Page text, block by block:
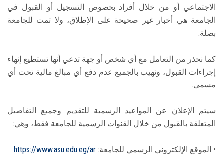
الاجتماعي أو من خلال أفراد بخصوص التسجيل أو القبول في
الجامعة هي أخبار غير صحيحة على الإطلاق، ولا تمت للجامعة
بصلة.
كما نحذر من التعامل مع أي شخص أو جهة تدعي أنها تستطيع إنهاء
إجراءات القبول، ونهيب بالجميع عدم دفع أي مبالغ مالية تحت أي
مسمى.
سيتم الإعلان عن المواعيد الرسمية للتقديم وجميع التفاصيل
المتعلقة بالقبول من خلال القنوات الرسمية للجامعة فقط، وهي:
• الموقع الإلكتروني الرسمي للجامعة: https://www.asu.edu.eg/ar